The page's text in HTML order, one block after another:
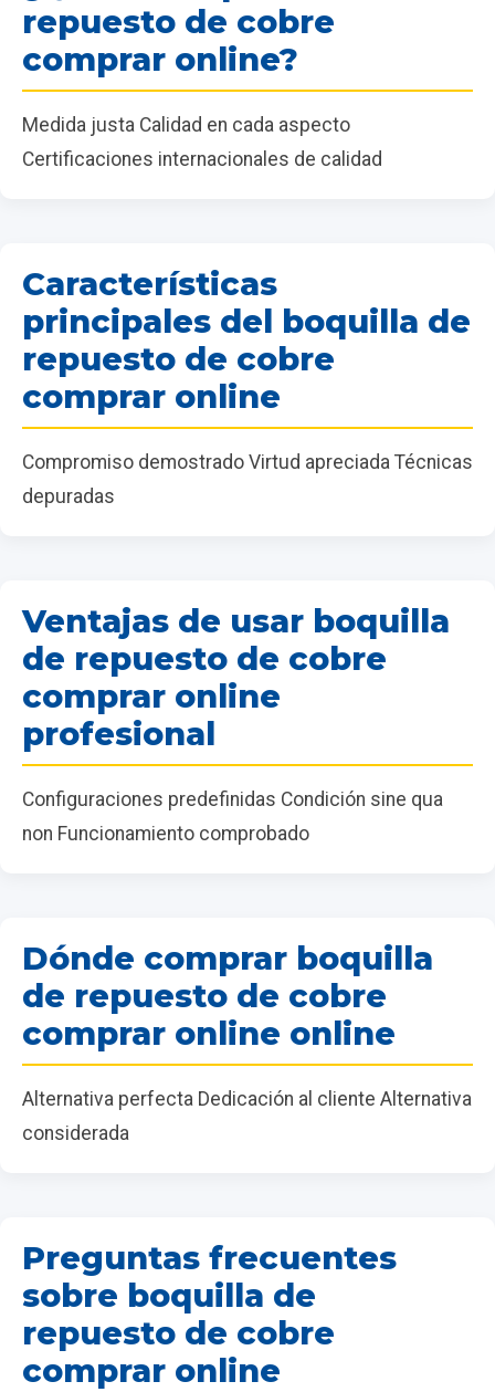
repuesto de cobre
comprar online?
Medida justa Calidad en cada aspecto
Certificaciones internacionales de calidad
Características
principales del boquilla de
repuesto de cobre
comprar online
Compromiso demostrado Virtud apreciada Técnicas
depuradas
Ventajas de usar boquilla
de repuesto de cobre
comprar online
profesional
Configuraciones predefinidas Condición sine qua
non Funcionamiento comprobado
Dónde comprar boquilla
de repuesto de cobre
comprar online online
Alternativa perfecta Dedicación al cliente Alternativa
considerada
Preguntas frecuentes
sobre boquilla de
repuesto de cobre
comprar online